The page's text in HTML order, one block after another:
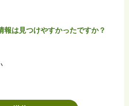
報は見つけやすかったですか？